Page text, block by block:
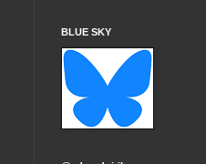
BLUE SKY